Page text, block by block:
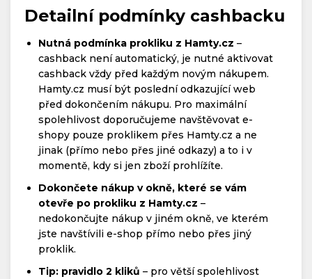
Detailní podmínky cashbacku
Nutná podmínka prokliku z Hamty.cz –
cashback není automatický, je nutné aktivovat
cashback vždy před každým novým nákupem.
Hamty.cz musí být poslední odkazující web
před dokončením nákupu. Pro maximální
spolehlivost doporučujeme navštěvovat e-
shopy pouze proklikem přes Hamty.cz a ne
jinak (přímo nebo přes jiné odkazy) a to i v
momentě, kdy si jen zboží prohlížíte.
Dokončete nákup v okně, které se vám
otevře po prokliku z Hamty.cz –
nedokončujte nákup v jiném okně, ve kterém
jste navštívili e-shop přímo nebo přes jiný
proklik.
Tip: pravidlo 2 kliků – pro větší spolehlivost